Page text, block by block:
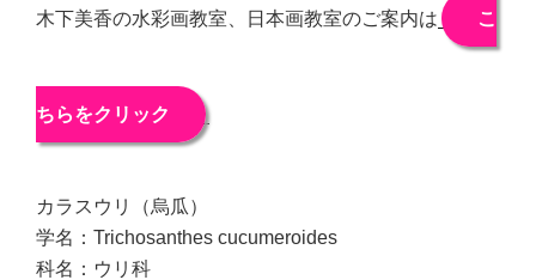
木下美香の水彩画教室、日本画教室のご案内は こ
ちらをクリック
カラスウリ（烏瓜）
学名：Trichosanthes cucumeroides
科名：ウリ科